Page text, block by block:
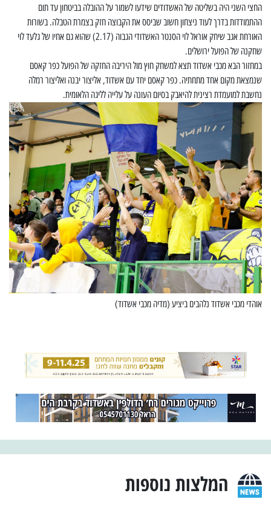
החצי השני היה בשליטה של האשדודים שידעו לשמור על ההובלה בביטחון עד תום
ההתמודדות בדרך לעוד ניצחון חשוב שביסס את הקבוצה חזק בצמרת הטבלה. בשורות
האורחת אגב שיחק אוראל לוי הסנטר האשדודי הגבוה (2.17) שהוא גם אחיו של גלעד לוי
שחקנה של הפועל ירושלים.
במחזור הבא מכבי אשדוד תצא למשחק חוץ מול היריבה החזקה של הפועל כפר קאסם
שנמצאת מקום אחד מתחתיה. כפר קאסם יחד עם אשדוד, אליצור יבנה ואליצור רמלה
נחשבת למועמדת רצינית להיאבק בסיום העונה על עלייה לליגה הלאומית.
אוהדי מכבי אשדוד נלהבים ביציע (מדיה מכבי אשדוד)
המלצות נוספות